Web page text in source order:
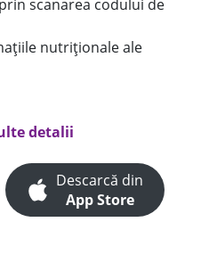
scanarea codului de
nutriționale ale
detalii
Descarcă din
App Store